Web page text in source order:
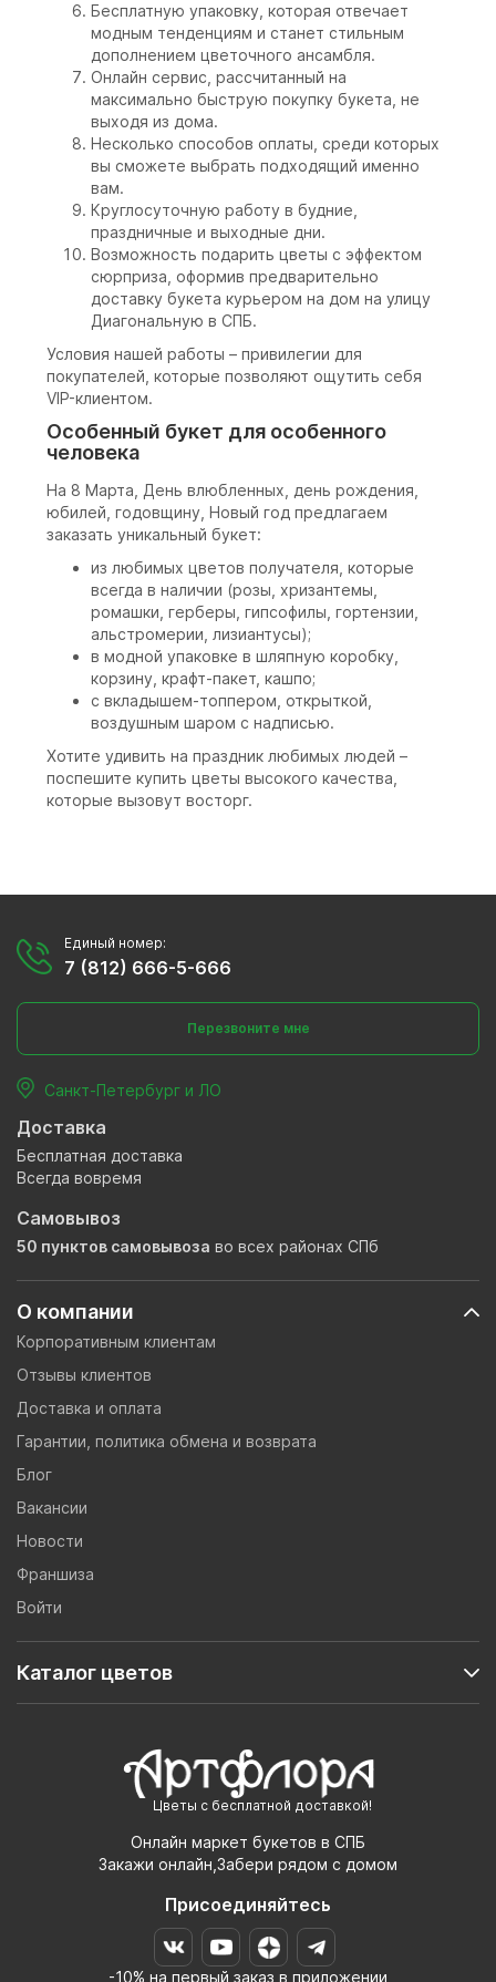
Бесплатную упаковку, которая отвечает
модным тенденциям и станет стильным
дополнением цветочного ансамбля.
Онлайн сервис, рассчитанный на
максимально быструю покупку букета, не
выходя из дома.
Несколько способов оплаты, среди которых
вы сможете выбрать подходящий именно
вам.
Круглосуточную работу в будние,
праздничные и выходные дни.
Возможность подарить цветы с эффектом
сюрприза, оформив предварительно
доставку букета курьером на дом на улицу
Диагональную в СПБ.
Условия нашей работы – привилегии для
покупателей, которые позволяют ощутить себя
VIP-клиентом.
Особенный букет для особенного
человека
На 8 Марта, День влюбленных, день рождения,
юбилей, годовщину, Новый год предлагаем
заказать уникальный букет:
из любимых цветов получателя, которые
всегда в наличии (розы, хризантемы,
ромашки, герберы, гипсофилы, гортензии,
альстромерии, лизиантусы);
в модной упаковке в шляпную коробку,
корзину, крафт-пакет, кашпо;
с вкладышем-топпером, открыткой,
воздушным шаром с надписью.
Хотите удивить на праздник любимых людей –
поспешите купить цветы высокого качества,
которые вызовут восторг.
Цветы с бесплатной доставкой!
Онлайн маркет букетов в СПБ
Закажи онлайн,Забери рядом с домом
Присоединяйтесь
-10% на первый заказ в приложении
О компании
Корпоративным клиентам
Отзывы клиентов
Доставка и оплата
Гарантии, политика обмена и возврата
Блог
Вакансии
Новости
Франшиза
Войти
Каталог цветов
Единый номер:
7 (812) 666-5-666
Перезвоните мне
Санкт-Петербург и ЛО
Доставка
Бесплатная доставка
Всегда вовремя
Самовывоз
50 пунктов самовывоза во всех районах СПб